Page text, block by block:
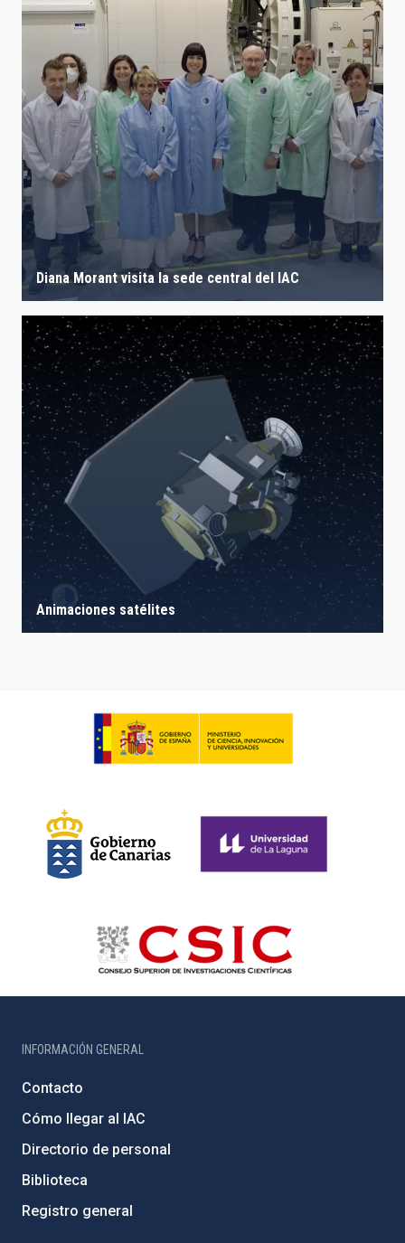
Diana Morant visita la sede central del IAC
Animaciones satélites
INFORMACIÓN GENERAL
Contacto
Cómo llegar al IAC
Directorio de personal
Biblioteca
Registro general